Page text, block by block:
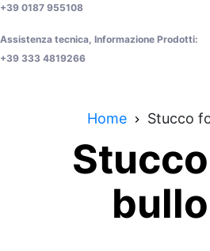
+39 0187 955108
Assistenza tecnica, Informazione Prodotti:
+39 333 4819266
Home Stucco